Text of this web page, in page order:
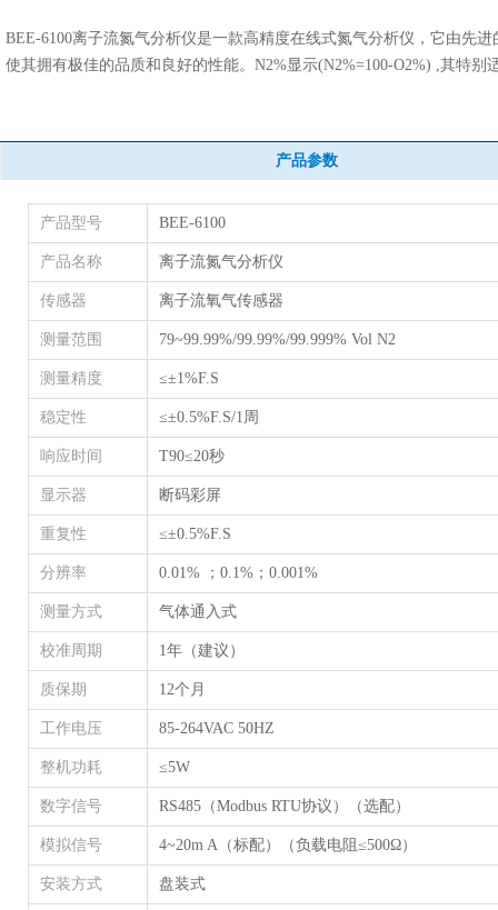
BEE-6100离子流氮气分析仪是一款高精度在线式氮气分析仪，它由先
使其拥有极佳的品质和良好的性能。N2%显示(N2%=100-O2%) ,其特
产品参数
产品型号 BEE-6100
产品名称 离子流氮气分析仪
传感器 离子流氧气传感器
测量范围 79~99.99%/99.99%/99.999% Vol N2
测量精度 ≤±1%F.S
稳定性 ≤±0.5%F.S/1周
响应时间 T90≤20秒
显示器 断码彩屏
重复性 ≤±0.5%F.S
分辨率 0.01% ；0.1%；0.001%
测量方式 气体通入式
校准周期 1年（建议）
质保期 12个月
工作电压 85-264VAC 50HZ
整机功耗 ≤5W
数字信号 RS485（Modbus RTU协议）（选配）
模拟信号 4~20m A（标配）（负载电阻≤500Ω）
安装方式 盘装式